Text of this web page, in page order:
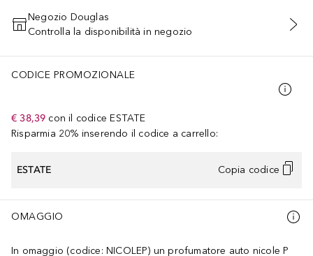
AGGIUNGI AL CARRELLO
Negozio Douglas
Controlla la disponibilità in negozio
CODICE PROMOZIONALE
€ 38,39 con il codice ESTATE
Risparmia 20% inserendo il codice a carrello:
ESTATE Copia codice
OMAGGIO
In omaggio (codice: NICOLEP) un profumatore auto nicole P